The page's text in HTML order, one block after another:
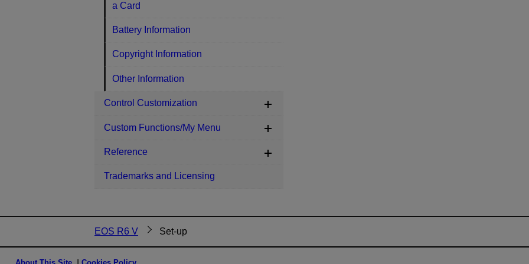
a Card
Battery Information
Copyright Information
Other Information
Control Customization
Custom Functions/My Menu
Reference
Trademarks and Licensing
EOS R6 V Set-up
About This Site Cookies Policy